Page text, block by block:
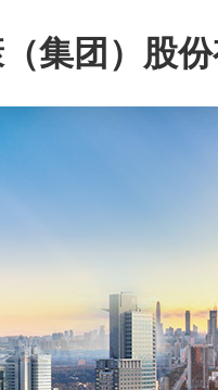
集团）股